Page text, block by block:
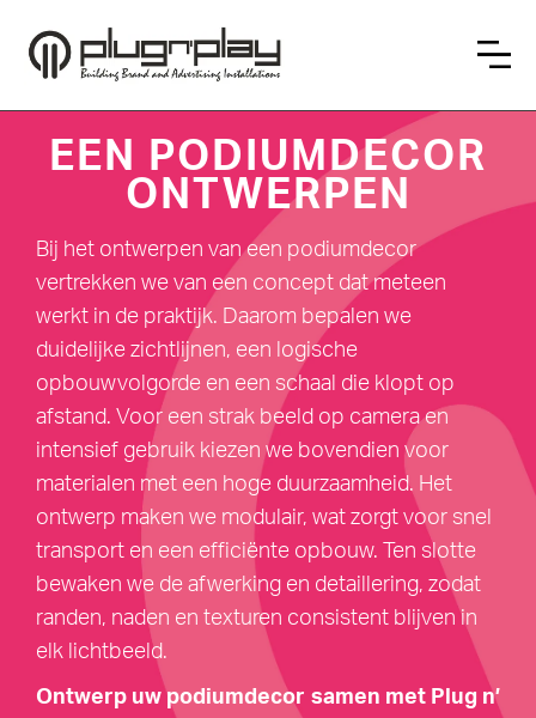
EEN PODIUMDECOR
ONTWERPEN
Bij het ontwerpen van een podiumdecor
vertrekken we van een concept dat meteen
werkt in de praktijk. Daarom bepalen we
duidelijke zichtlijnen, een logische
opbouwvolgorde en een schaal die klopt op
afstand. Voor een strak beeld op camera en
intensief gebruik kiezen we bovendien voor
materialen met een hoge duurzaamheid. Het
ontwerp maken we modulair, wat zorgt voor snel
transport en een efficiënte opbouw. Ten slotte
bewaken we de afwerking en detaillering, zodat
randen, naden en texturen consistent blijven in
elk lichtbeeld.
Ontwerp uw podiumdecor samen met Plug n’